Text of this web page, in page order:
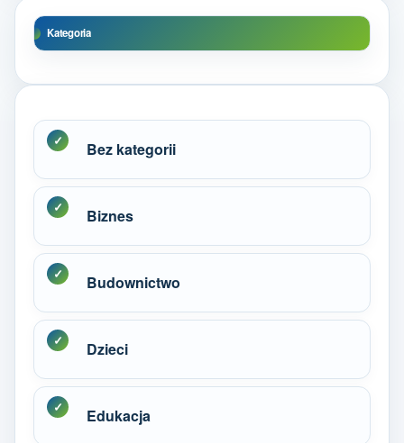
Kategoria
Bez kategorii
Biznes
Budownictwo
Dzieci
Edukacja